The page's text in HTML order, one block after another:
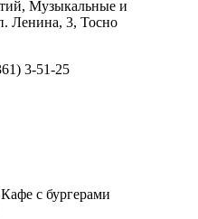
Музыкальные и
Ленина, 3, Тосно
3-51-25
с бургерами